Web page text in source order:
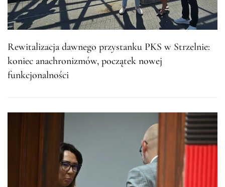
Rewitalizacja dawnego przystanku PKS w Strzelnie:
koniec anachronizmów, początek nowej
funkcjonalności